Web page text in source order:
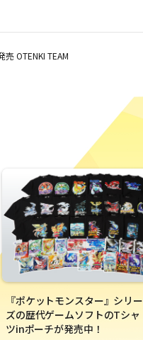
OTENKI TEAM
『ポケットモンスター』シリー
ズの歴代ゲームソフトのTシャ
ツinポーチが発売中！